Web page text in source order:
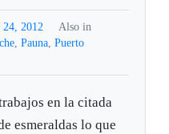
24, 2012
Also in
,Pauna,Puerto
en la citada
esmeraldas lo que